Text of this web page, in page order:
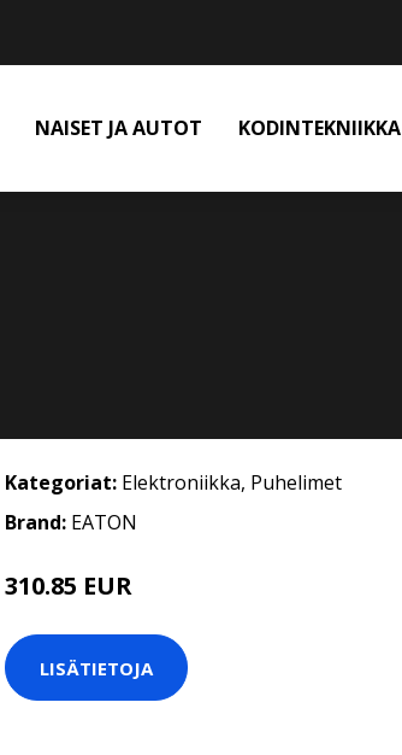
NAISET JA AUTOT KODINTEKNIIKKA
Kategoriat: Elektroniikka, Puhelimet
Brand: EATON
310.85 EUR
LISÄTIETOJA